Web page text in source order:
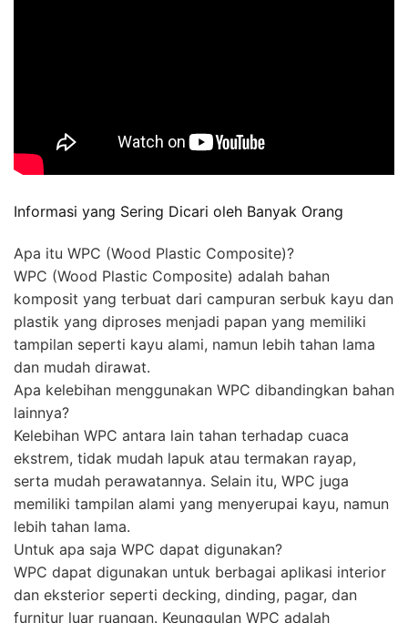
Informasi yang Sering Dicari oleh Banyak Orang
Apa itu WPC (Wood Plastic Composite)?
WPC (Wood Plastic Composite) adalah bahan
komposit yang terbuat dari campuran serbuk kayu dan
plastik yang diproses menjadi papan yang memiliki
tampilan seperti kayu alami, namun lebih tahan lama
dan mudah dirawat.
Apa kelebihan menggunakan WPC dibandingkan bahan
lainnya?
Kelebihan WPC antara lain tahan terhadap cuaca
ekstrem, tidak mudah lapuk atau termakan rayap,
serta mudah perawatannya. Selain itu, WPC juga
memiliki tampilan alami yang menyerupai kayu, namun
lebih tahan lama.
Untuk apa saja WPC dapat digunakan?
WPC dapat digunakan untuk berbagai aplikasi interior
dan eksterior seperti decking, dinding, pagar, dan
furnitur luar ruangan. Keunggulan WPC adalah